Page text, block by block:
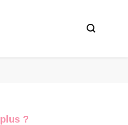
plus ?